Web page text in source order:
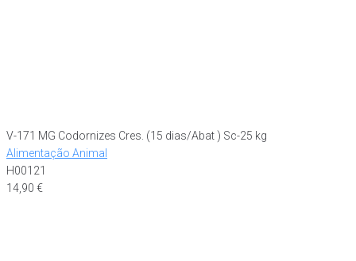
V-171 MG Codornizes Cres. (15 dias/Abat ) Sc-25 kg
Alimentação Animal
H00121
14,90 €